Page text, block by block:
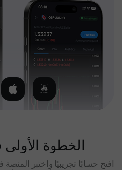
الخطوة
افتح حسابًا تجريبيًا واختبر